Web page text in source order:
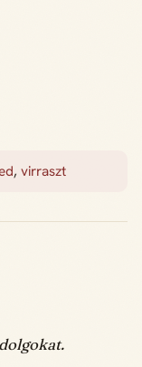
,virraszt